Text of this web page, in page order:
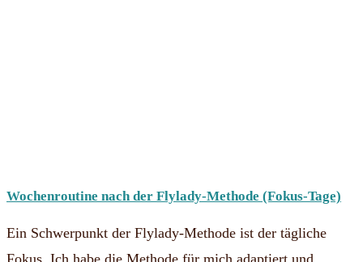
Wochenroutine nach der Flylady-Methode (Fokus-Tage)
Ein Schwerpunkt der Flylady-Methode ist der tägliche
Fokus. Ich habe die Methode für mich adaptiert und